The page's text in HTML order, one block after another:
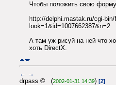
Чтобы положить свою
http://delphi.mastak.ru/cgi-
look=1&id=1007662387&n=2
А там уж рисуй на ней что
хоть DirectX.
← →
drpass © (2002-01-31 14:39) [2]